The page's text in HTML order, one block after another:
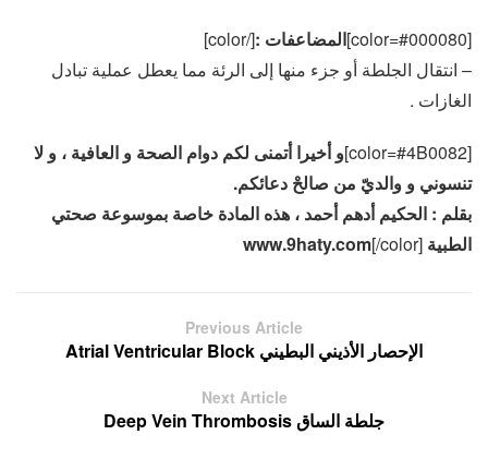
[color=#000080] المضاعفات :[/color]
– انتقال الجلطة أو جزء منها إلى الرئة مما يعطل عملية تبادل
الغازات .
[color=#4B0082]
و أخيرا أتمنى لكم دوام الصحة و العافية ، و لا
تنسوني و والديّ من صالحْ دعائكم.
بقلم : الحكيم أدهم أحمد ، هذه المادة خاصة بموسوعة صحتي
الطبية
www.9haty.com[/color]
Previous Article
الإحصار الأذيني البطيني Atrial Ventricular Block
Next Article
جلطة الساق Deep Vein Thrombosis